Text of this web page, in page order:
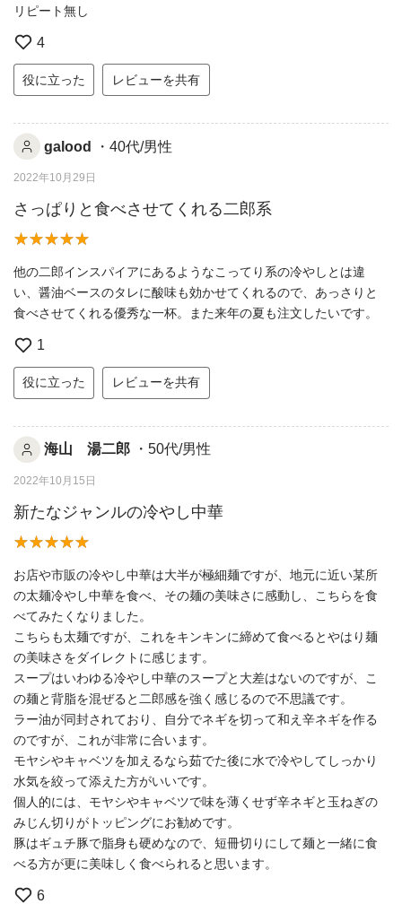
リピート無し
4
役に立った レビューを共有
galood ・40代/男性
2022年10月29日
さっぱりと食べさせてくれる二郎系
他の二郎インスパイアにあるようなこってり系の冷やしとは違
い、醤油ベースのタレに酸味も効かせてくれるので、あっさりと
食べさせてくれる優秀な一杯。また来年の夏も注文したいです。
1
役に立った レビューを共有
海山 湯二郎 ・50代/男性
2022年10月15日
新たなジャンルの冷やし中華
お店や市販の冷やし中華は大半が極細麺ですが、地元に近い某所
の太麺冷やし中華を食べ、その麺の美味さに感動し、こちらを食
べてみたくなりました。
こちらも太麺ですが、これをキンキンに締めて食べるとやはり麺
の美味さをダイレクトに感じます。
スープはいわゆる冷やし中華のスープと大差はないのですが、こ
の麺と背脂を混ぜると二郎感を強く感じるので不思議です。
ラー油が同封されており、自分でネギを切って和え辛ネギを作る
のですが、これが非常に合います。
モヤシやキャベツを加えるなら茹でた後に水で冷やしてしっかり
水気を絞って添えた方がいいです。
個人的には、モヤシやキャベツで味を薄くせず辛ネギと玉ねぎの
みじん切りがトッピングにお勧めです。
豚はギュチ豚で脂身も硬めなので、短冊切りにして麺と一緒に食
べる方が更に美味しく食べられると思います。
6